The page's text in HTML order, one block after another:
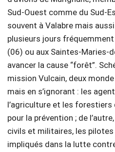
Sud-Ouest comme du Sud-
souvent à Valabre mais
plusieurs jours
(06) ou aux Saintes-Maries-
avancer la cause “forêt”.
mission Vulcain, deux
mais en s’ignorant : les
l’agriculture et les forestiers
pour la prévention ; de
civils et militaires, les
impliqués dans la lutte